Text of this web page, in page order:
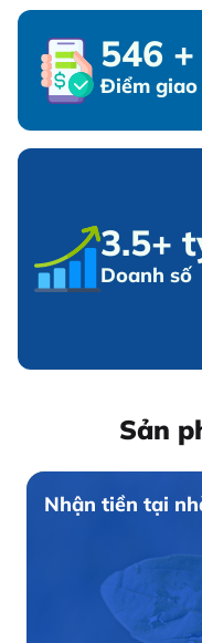
546 +
Điểm giao
3.5+
Doanh số
Sản
Nhận tiền tại